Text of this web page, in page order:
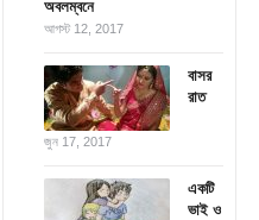
অবলম্বনে
আগস্ট 12, 2017
বাসর
রাত
জুন 17, 2017
একটি
ভাই ও